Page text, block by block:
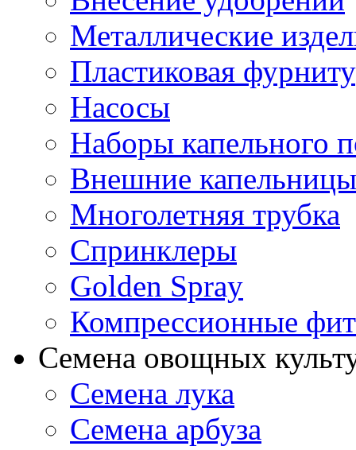
Металлические
Пластиковая
Насосы
Наборы капельного
Внешние капельницы
Многолетняя трубка
Спринклеры
Golden Spray
Компрессионные
Семена овощных
Семена лука
Семена арбуза